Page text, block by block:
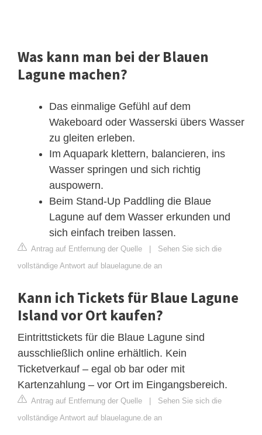
Was kann man bei der Blauen
Lagune machen?
Das einmalige Gefühl auf dem
Wakeboard oder Wasserski übers Wasser
zu gleiten erleben.
Im Aquapark klettern, balancieren, ins
Wasser springen und sich richtig
auspowern.
Beim Stand-Up Paddling die Blaue
Lagune auf dem Wasser erkunden und
sich einfach treiben lassen.
Antrag auf Entfernung der Quelle | Sehen Sie sich die
vollständige Antwort auf blauelagune.de an
Kann ich Tickets für Blaue Lagune
Island vor Ort kaufen?
Eintrittstickets für die Blaue Lagune sind
ausschließlich online erhältlich. Kein
Ticketverkauf – egal ob bar oder mit
Kartenzahlung – vor Ort im Eingangsbereich.
Antrag auf Entfernung der Quelle | Sehen Sie sich die
vollständige Antwort auf blauelagune.de an